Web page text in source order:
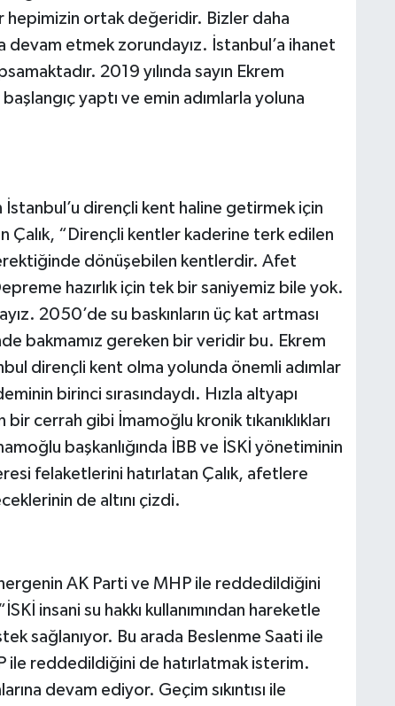
hepimizin ortak değeridir. Bizler daha
devam etmek zorundayız. İstanbul’a ihanet
2019 yılında sayın Ekrem
yaptı ve emin adımlarla yoluna
İstanbul’u dirençli kent haline getirmek için
Çalık, “Dirençli kentler kaderine terk edilen
dönüşebilen kentlerdir. Afet
hazırlık için tek bir saniyemiz bile yok.
2050’de su baskınların üç kat artması
bakmamız gereken bir veridir bu. Ekrem
dirençli kent olma yolunda önemli adımlar
birinci sırasındaydı. Hızla altyapı
bir cerrah gibi İmamoğlu kronik tıkanıklıkları
başkanlığında İBB ve İSKİ yönetiminin
felaketlerini hatırlatan Çalık, afetlere
de altını çizdi.
AK Parti ve MHP ile reddedildiğini
insani su hakkı kullanımından hareketle
sağlanıyor. Bu arada Beslenme Saati ile
ile reddedildiğini de hatırlatmak isterim.
devam ediyor. Geçim sıkıntısı ile